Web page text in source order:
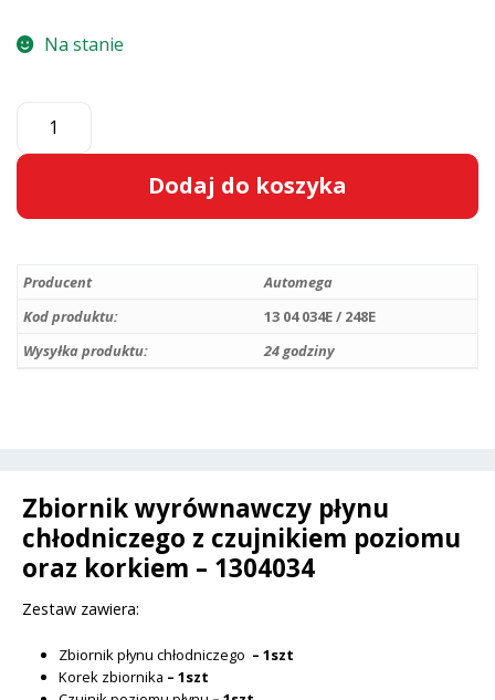
Na stanie
Zbiornik
wyrównawczy
chłodniczego
czujnikiem
poziomu
korkiem
1304034
13220123
Dodaj do koszyka
e
e
Producent
Automega
Kod produktu:
13 04 034E / 248E
Wysyłka produktu:
24 godziny
Zbiornik wyrównawczy płynu
chłodniczego z czujnikiem poziomu
oraz korkiem – 1304034
Zestaw zawiera:
Zbiornik płynu chłodniczego – 1szt
Korek zbiornika – 1szt